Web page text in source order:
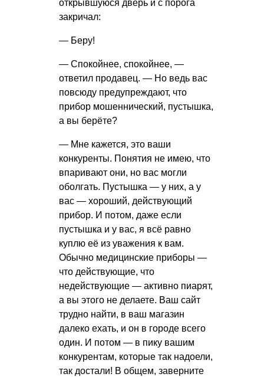
открывшуюся дверь и с порога
закричал:
— Беру!
— Спокойнее, спокойнее, —
ответил продавец. — Но ведь вас
повсюду предупреждают, что
прибор мошеннический, пустышка,
а вы берёте?
— Мне кажется, это ваши
конкуренты. Понятия не имею, что
впаривают они, но вас могли
оболгать. Пустышка — у них, а у
вас — хороший, действующий
прибор. И потом, даже если
пустышка и у вас, я всё равно
куплю её из уважения к вам.
Обычно медицинские приборы —
что действующие, что
недействующие — активно пиарят,
а вы этого не делаете. Ваш сайт
трудно найти, в ваш магазин
далеко ехать, и он в городе всего
один. И потом — в пику вашим
конкурентам, которые так надоели,
так достали! В общем, заверните